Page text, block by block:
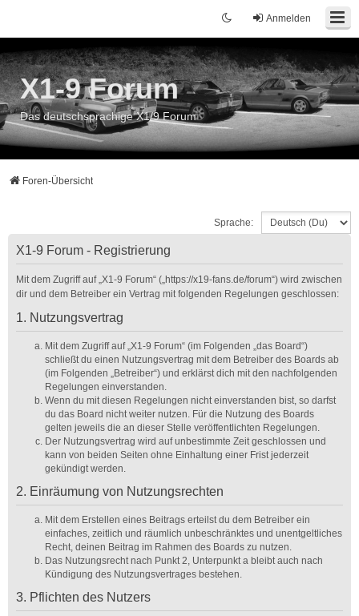
Anmelden
X1-9 Forum
Das deutschsprachige X1/9 Forum
Foren-Übersicht
Sprache:
X1-9 Forum - Registrierung
Mit dem Zugriff auf „X1-9 Forum“ („https://x19-fans.de/forum“) wird zwischen
dir und dem Betreiber ein Vertrag mit folgenden Regelungen geschlossen:
1. Nutzungsvertrag
Mit dem Zugriff auf „X1-9 Forum“ (im Folgenden „das Board“)
schließt du einen Nutzungsvertrag mit dem Betreiber des Boards ab
(im Folgenden „Betreiber“) und erklärst dich mit den nachfolgenden
Regelungen einverstanden.
Wenn du mit diesen Regelungen nicht einverstanden bist, so darfst
du das Board nicht weiter nutzen. Für die Nutzung des Boards
gelten jeweils die an dieser Stelle veröffentlichten Regelungen.
Der Nutzungsvertrag wird auf unbestimmte Zeit geschlossen und
kann von beiden Seiten ohne Einhaltung einer Frist jederzeit
gekündigt werden.
2. Einräumung von Nutzungsrechten
Mit dem Erstellen eines Beitrags erteilst du dem Betreiber ein
einfaches, zeitlich und räumlich unbeschränktes und unentgeltliches
Recht, deinen Beitrag im Rahmen des Boards zu nutzen.
Das Nutzungsrecht nach Punkt 2, Unterpunkt a bleibt auch nach
Kündigung des Nutzungsvertrages bestehen.
3. Pflichten des Nutzers